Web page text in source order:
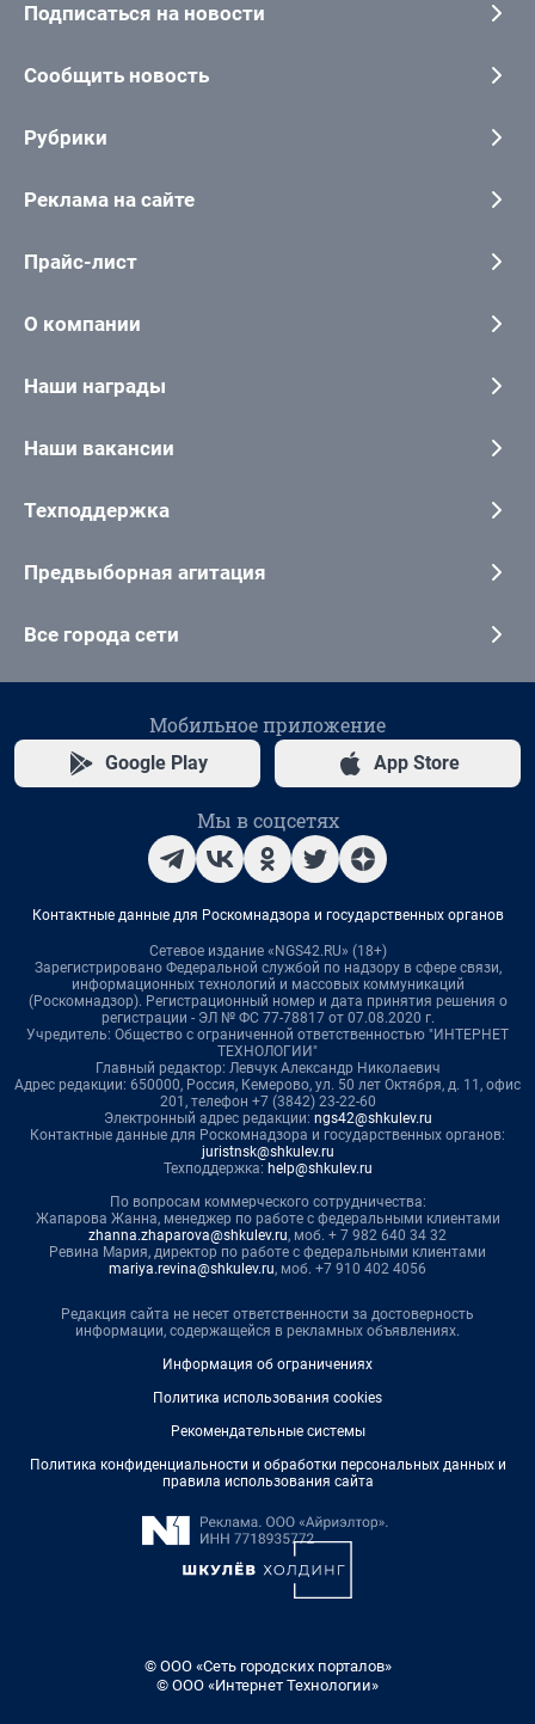
Подписаться на новости
Сообщить новость
Рубрики
Реклама на сайте
Прайс-лист
О компании
Наши награды
Наши вакансии
Техподдержка
Предвыборная агитация
Все города сети
Мобильное приложение
Google Play App Store
Мы в соцсетях
Контактные данные для Роскомнадзора и государственных органов
Сетевое издание «NGS42.RU» (18+)
Зарегистрировано Федеральной службой по надзору в сфере связи,
информационных технологий и массовых коммуникаций
(Роскомнадзор). Регистрационный номер и дата принятия решения о
регистрации - ЭЛ № ФС 77-78817 от 07.08.2020 г.
Учредитель: Общество с ограниченной ответственностью "ИНТЕРНЕТ
ТЕХНОЛОГИИ"
Главный редактор: Левчук Александр Николаевич
Адрес редакции: 650000, Россия, Кемерово, ул. 50 лет Октября, д. 11, офис
201, телефон +7 (3842) 23-22-60
Электронный адрес редакции: ngs42@shkulev.ru
Контактные данные для Роскомнадзора и государственных органов:
juristnsk@shkulev.ru
Техподдержка: help@shkulev.ru
По вопросам коммерческого сотрудничества:
Жапарова Жанна, менеджер по работе с федеральными клиентами
zhanna.zhaparova@shkulev.ru, моб. + 7 982 640 34 32
Ревина Мария, директор по работе с федеральными клиентами
mariya.revina@shkulev.ru, моб. +7 910 402 4056
Редакция сайта не несет ответственности за достоверность
информации, содержащейся в рекламных объявлениях.
Информация об ограничениях
Политика использования cookies
Рекомендательные системы
Политика конфиденциальности и обработки персональных данных и
правила использования сайта
© ООО «Сеть городских порталов»
© ООО «Интернет Технологии»